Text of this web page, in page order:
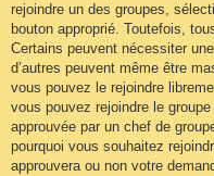
rejoindre un des groupes,
bouton approprié. Toutefois,
Certains peuvent nécessiter
d’autres peuvent même être
vous pouvez le rejoindre
vous pouvez rejoindre le
approuvée par un chef de
pourquoi vous souhaitez
approuvera ou non votre